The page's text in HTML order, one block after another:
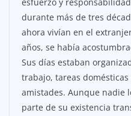
esfuerzo y
durante más de tres
ahora vivían en el
años, se había
Sus días estaban
trabajo, tareas
amistades. Aunque nadie
parte de su existencia